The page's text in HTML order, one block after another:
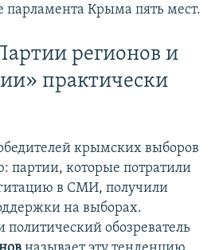
парламента Крыма пять мест.
регионов и
практически
крымских выборов
партии, которые потратили
в СМИ, получили
на выборах.
обозреватель